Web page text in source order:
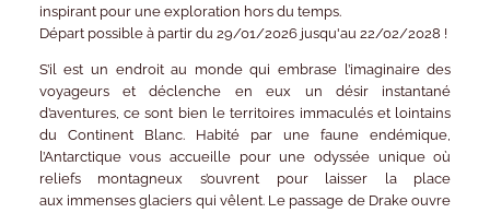
inspirant pour une exploration hors du temps.
Départ possible à partir du 29/01/2026 jusqu'au 22/02/2028 !
S’il est un endroit au monde qui embrase l’imaginaire des
voyageurs et déclenche en eux un désir instantané
d’aventures, ce sont bien leterritoires immaculés et lointains
du
Continent Blanc. Habité par une faune endémique,
l’Antarctique vous accueille pour une odyssée unique où
reliefs montagneux s’ouvrent pour laisser la place
aux immenses glaciers qui vêlent. Le passage de Drakeouvre